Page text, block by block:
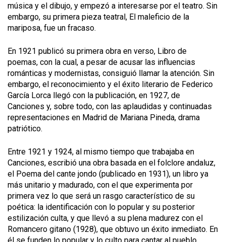
música y el dibujo, y empezó a interesarse por el teatro. Sin
embargo, su primera pieza teatral, El maleficio de la
mariposa, fue un fracaso.
En 1921 publicó su primera obra en verso, Libro de
poemas, con la cual, a pesar de acusar las influencias
románticas y modernistas, consiguió llamar la atención. Sin
embargo, el reconocimiento y el éxito literario de Federico
García Lorca llegó con la publicación, en 1927, de
Canciones y, sobre todo, con las aplaudidas y continuadas
representaciones en Madrid de Mariana Pineda, drama
patriótico.
Entre 1921 y 1924, al mismo tiempo que trabajaba en
Canciones, escribió una obra basada en el folclore andaluz,
el Poema del cante jondo (publicado en 1931), un libro ya
más unitario y madurado, con el que experimenta por
primera vez lo que será un rasgo característico de su
poética: la identificación con lo popular y su posterior
estilización culta, y que llevó a su plena madurez con el
Romancero gitano (1928), que obtuvo un éxito inmediato. En